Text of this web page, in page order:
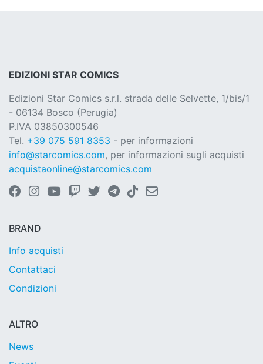
EDIZIONI STAR COMICS
Edizioni Star Comics s.r.l. strada delle Selvette, 1/bis/1
- 06134 Bosco (Perugia)
P.IVA 03850300546
Tel. +39 075 591 8353 - per informazioni
info@starcomics.com, per informazioni sugli acquisti
acquistaonline@starcomics.com
BRAND
Info acquisti
Contattaci
Condizioni
ALTRO
News